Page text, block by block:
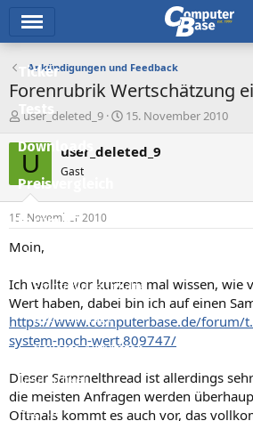
Ticker
Downloads
Preisvergleich
Forum
Aktuelles
Empfohlene Inhalte
Neue Beiträge
Neueste Aktivitäten
Leserartikel
Regeln
Ankündigungen und Feedback
Forenrubrik Wertschätzung
E
s
e
e
r
user_deleted_9
E
s
t
15. November 2010
U user_deleted_9
Gast
15. November 2010
Moin,
Ich wollte vor kurzem mal wissen, wie
Wert haben, dabei bin ich auf einen
https://www.computerbase.de/forum/
system-noch-wert.809747/
Dieser Sammelthread ist allerdings
die meisten Anfragen werden
Oftmals kommt es auch vor, das